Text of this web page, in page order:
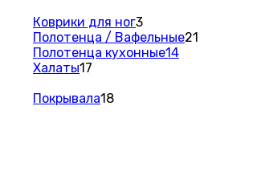
Коврики для ног3
Полотенца / Вафельные21
Полотенца кухонные14
Халаты17
Покрывала18